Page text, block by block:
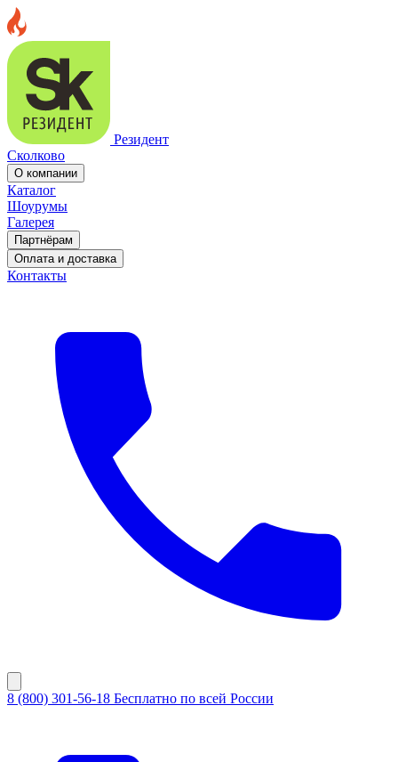
Резидент
Сколково
О компании
Каталог
Шоурумы
Галерея
Партнёрам
Оплата и доставка
Контакты
8 (800) 301-56-18 Бесплатно по всей России